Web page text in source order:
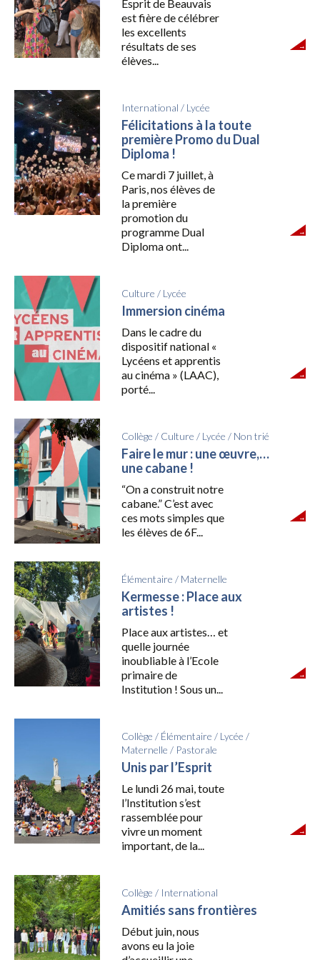
Esprit de Beauvais
est fière de célébrer
les excellents
résultats de ses
élèves...
International / Lycée
Félicitations à la toute
première Promo du Dual
Diploma !
Ce mardi 7 juillet, à
Paris, nos élèves de
la première
promotion du
programme Dual
Diploma ont...
Culture / Lycée
Immersion cinéma
Dans le cadre du
dispositif national «
Lycéens et apprentis
au cinéma » (LAAC),
porté...
Collège / Culture / Lycée / Non trié
Faire le mur : une œuvre,…
une cabane !
“On a construit notre
cabane.” C’est avec
ces mots simples que
les élèves de 6F...
Élémentaire / Maternelle
Kermesse : Place aux
artistes !
Place aux artistes… et
quelle journée
inoubliable à l’Ecole
primaire de
Institution ! Sous un...
Collège / Élémentaire / Lycée /
Maternelle / Pastorale
Unis par l’Esprit
Le lundi 26 mai, toute
l’Institution s’est
rassemblée pour
vivre un moment
important, de la...
Collège / International
Amitiés sans frontières
Début juin, nous
avons eu la joie